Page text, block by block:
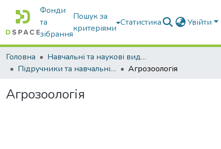
Фонди
та
зібрання
Пошук за
критеріями
Статистика Увійти
Головна
Навчальні та наукові видання
Підручники та навчальні посібники
Агрозоологія
Агрозоологія